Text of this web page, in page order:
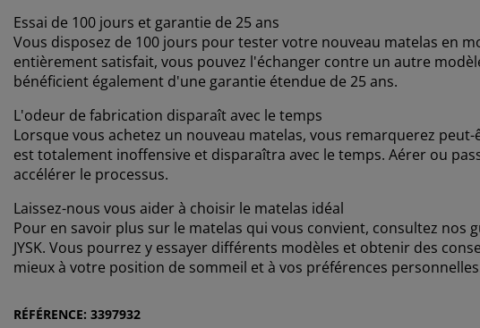
Essai de 100 jours et garantie de 25 ans
Vous disposez de 100 jours pour tester votre nouveau matelas en
entièrement satisfait, vous pouvez l'échanger contre un autre
bénéficient également d'une garantie étendue de 25 ans.
L'odeur de fabrication disparaît avec le temps
Lorsque vous achetez un nouveau matelas, vous remarquerez
est totalement inoffensive et disparaîtra avec le temps. Aérer ou
accélérer le processus.
Laissez-nous vous aider à choisir le matelas idéal
Pour en savoir plus sur le matelas qui vous convient, consultez nos
JYSK. Vous pourrez y essayer différents modèles et obtenir des
mieux à votre position de sommeil et à vos préférences
RÉFÉRENCE: 3397932